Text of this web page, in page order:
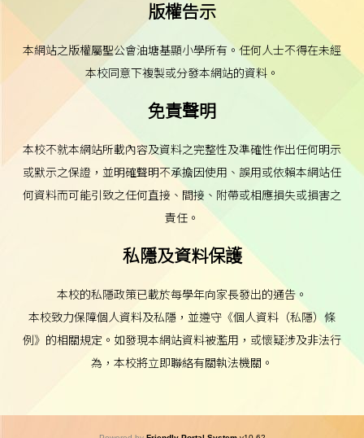
版權告示
本網站之版權屬聖公會油塘基顯小學所有。任何人士不得在未經
本校同意下複製或分發本網站的資料。
免責聲明
本校不就本網站所載內容及資料之完整性及準確性作出任何明示
或默示之保證，並明確聲明不承擔因使用、誤用或依賴本網站任
何資料而可能引致之任何直接、間接、附帶或相應損失或損害之
責任。
私隱及資料保護
本校的私隱政策已載於每學年向家長發出的通告。
本校致力保障個人資料及私隱，並遵守《個人資料（私隱）條
例》的相關規定。如發現本網站資料被濫用，或懷疑涉及非法行
為，本校將立即聯絡有關執法機關。